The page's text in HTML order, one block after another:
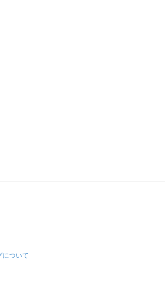
について